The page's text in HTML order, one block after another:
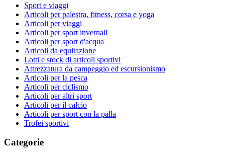
Sport e viaggi
Articoli per palestra, fitness, corsa e yoga
Articoli per viaggi
Articoli per sport invernali
Articoli per sport d'acqua
Articoli da equitazione
Lotti e stock di articoli sportivi
Attrezzatura da campeggio ed escursionismo
Articoli per la pesca
Articoli per ciclismo
Articoli per altri sport
Articoli per il calcio
Articoli per sport con la palla
Trofei sportivi
Categorie